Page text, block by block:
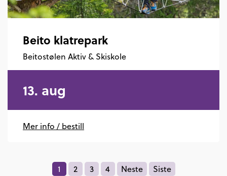
Beito klatrepark
Beitostølen Aktiv & Skiskole
13. aug
Mer info / bestill
1 2 3 4 Neste Siste